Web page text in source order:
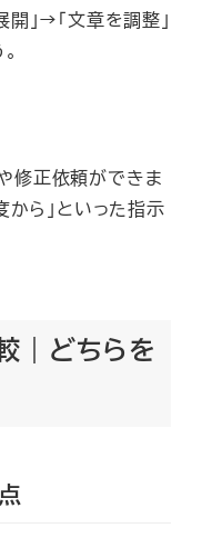
」→「文章を調整」
修正依頼ができま
から」といった指示
｜どちらを